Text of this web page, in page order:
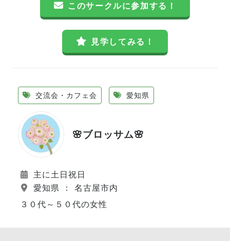
このサークルに参加する！
見学してみる！
交流会・カフェ会 愛知県
🌸ブロッサム🌸
主に土日祝日
愛知県 ： 名古屋市内
３０代～５０代の女性